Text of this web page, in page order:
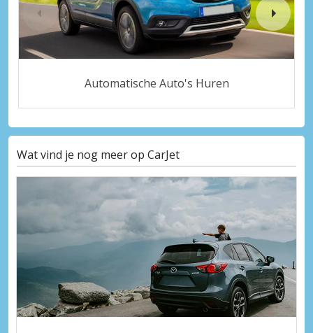
Automatische Auto's Huren
Wat vind je nog meer op CarJet